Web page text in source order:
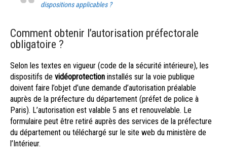
dispositions applicables ?
Comment obtenir l’autorisation préfectorale
obligatoire ?
Selon les textes en vigueur (code de la sécurité intérieure), les
dispositifs de vidéoprotection installés sur la voie publique
doivent faire l’objet d’une demande d’autorisation préalable
auprès de la préfecture du département (préfet de police à
Paris). L’autorisation est valable 5 ans et renouvelable. Le
formulaire peut être retiré auprès des services de la préfecture
du département ou téléchargé sur le site web du ministère de
l’Intérieur.